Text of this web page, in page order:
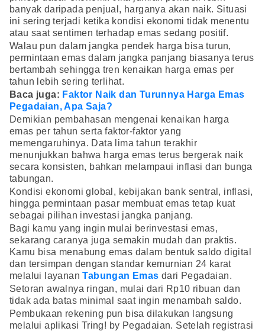
banyak daripada penjual, harganya akan naik. Situasi
ini sering terjadi ketika kondisi ekonomi tidak menentu
atau saat sentimen terhadap emas sedang positif.
Walau pun dalam jangka pendek harga bisa turun,
permintaan emas dalam jangka panjang biasanya terus
bertambah sehingga tren kenaikan harga emas per
tahun lebih sering terlihat.
Baca juga: Faktor Naik dan Turunnya Harga Emas
Pegadaian, Apa Saja?
Demikian pembahasan mengenai kenaikan harga
emas per tahun serta faktor-faktor yang
memengaruhinya. Data lima tahun terakhir
menunjukkan bahwa harga emas terus bergerak naik
secara konsisten, bahkan melampaui inflasi dan bunga
tabungan.
Kondisi ekonomi global, kebijakan bank sentral, inflasi,
hingga permintaan pasar membuat emas tetap kuat
sebagai pilihan investasi jangka panjang.
Bagi kamu yang ingin mulai berinvestasi emas,
sekarang caranya juga semakin mudah dan praktis.
Kamu bisa menabung emas dalam bentuk saldo digital
dan tersimpan dengan standar kemurnian 24 karat
melalui layananTabungan Emas dari Pegadaian.
Setoran awalnya ringan, mulai dari Rp10 ribuan dan
tidak ada batas minimal saat ingin menambah saldo.
Pembukaan rekening pun bisa dilakukan langsung
melalui aplikasi Tring! by Pegadaian. Setelah registrasi